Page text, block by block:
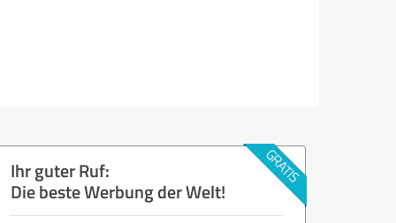
Ihr guter Ruf:
Die beste Werbung der Welt!